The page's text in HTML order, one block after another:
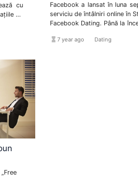
cu
de
Facebook a lansat în luna
serviciu de întâlniri online în
Facebook Dating. Până la
în Europa.
hourglass_full 7 year ago Dating